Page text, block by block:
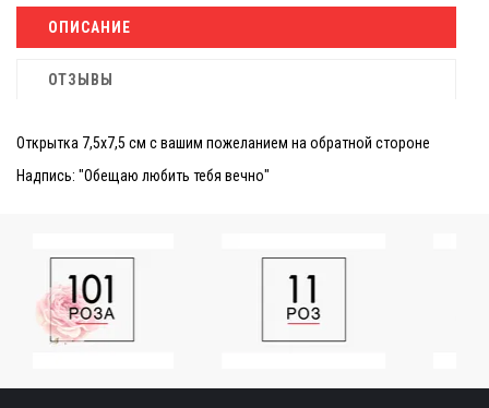
ОПИСАНИЕ
ОТЗЫВЫ
Открытка 7,5х7,5 см с вашим пожеланием на обратной стороне
Надпись: "Обещаю любить тебя вечно"